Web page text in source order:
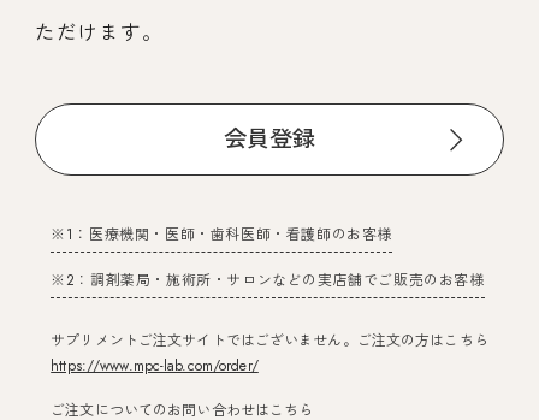
ただけます。
会員登録
※1：医療機関・医師・歯科医師・看護師のお客様
※2：調剤薬局・施術所・サロンなどの実店舗でご販売のお客様
サプリメントご注文サイトではございません。ご注文の方はこちら
https://www.mpc-lab.com/order/
ご注文についてのお問い合わせはこちら